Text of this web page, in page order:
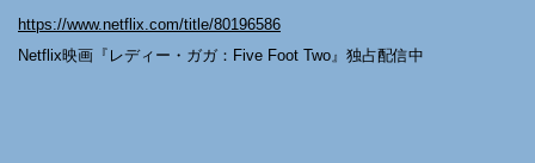
https://www.netflix.com/title/80196586
Netflix映画『レディー・ガガ：Five Foot Two』独占配信中